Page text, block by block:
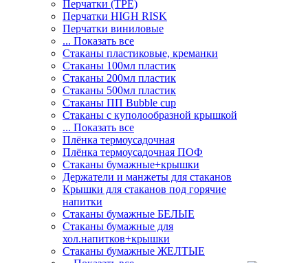
Перчатки (ТРЕ)
Перчатки HIGH RISK
Перчатки виниловые
... Показать все
Стаканы пластиковые, креманки
Стаканы 100мл пластик
Стаканы 200мл пластик
Стаканы 500мл пластик
Стаканы ПП Bubble cup
Стаканы с куполообразной крышкой
... Показать все
Плёнка термоусадочная
Плёнка термоусадочная ПОФ
Стаканы бумажные+крышки
Держатели и манжеты для стаканов
Крышки для стаканов под горячие
напитки
Стаканы бумажные БЕЛЫЕ
Стаканы бумажные для
хол.напитков+крышки
Стаканы бумажные ЖЕЛТЫЕ